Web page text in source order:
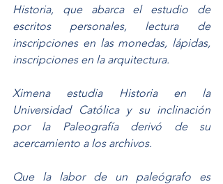
Historia, que abarca el estudio de
escritos personales, lectura de
inscripciones en las monedas, lápidas,
inscripciones en la arquitectura.
Ximena estudia Historia en la
Universidad Católica y su inclinación
por la Paleografía derivó de su
acercamiento a los archivos.
Que la labor de un paleógrafo es